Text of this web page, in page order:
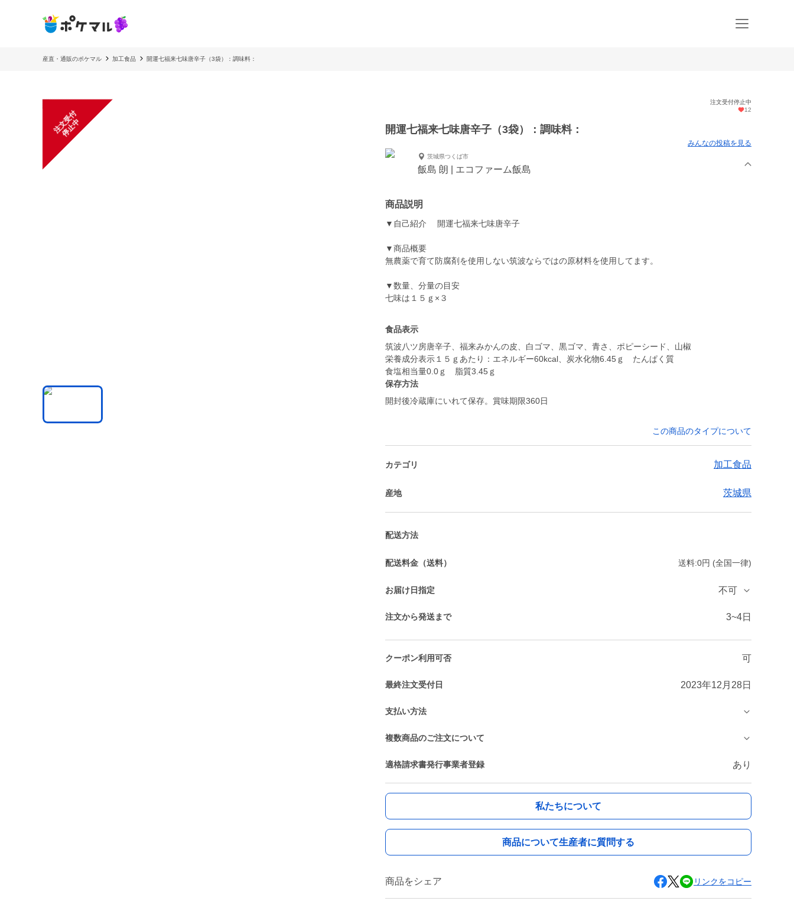
産直・通販のポケマル 加工食品 開運七福来七味唐辛子（3袋）：調味料：
注
文
受
付
停
止
中
注文受付停止中
12
開運七福来七味唐辛子（3袋）：調味料：
みんなの投稿を見る
茨城県つくば市
飯島 朗 | エコファーム飯島
商品説明
▼自己紹介 開運七福来七味唐辛子
▼商品概要
無農薬で育て防腐剤を使用しない筑波ならではの原材料を使用してます。
▼数量、分量の目安
七味は１５ｇ×３
食品表示
筑波八ツ房唐辛子、福来みかんの皮、白ゴマ、黒ゴマ、青さ、ポピーシード、山椒
栄養成分表示１５ｇあたり：エネルギー60kcal、炭水化物6.45ｇ たんぱく質
食塩相当量0.0ｇ 脂質3.45ｇ
保存方法
開封後冷蔵庫にいれて保存。賞味期限360日
この商品のタイプについて
カテゴリ 加工食品
産地 茨城県
配送方法
配送料金（送料） 送料:0円 (全国一律)
お届け日指定 不可
注文から発送まで 3~4日
クーポン利用可否 可
最終注文受付日 2023年12月28日
支払い方法
複数商品のご注文について
適格請求書発行事業者登録 あり
私たちについて
商品について生産者に質問する
商品をシェア リンクをコピー